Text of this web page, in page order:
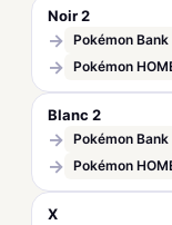
Noir 2
→ Pokémon Bank
→ Pokémon
Blanc 2
→ Pokémon Bank
→ Pokémon
X